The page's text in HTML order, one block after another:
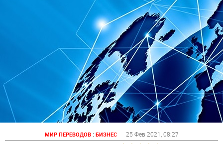
МИР ПЕРЕВОДОВ: БИЗНЕС 25 Фев 2021 , 08:27